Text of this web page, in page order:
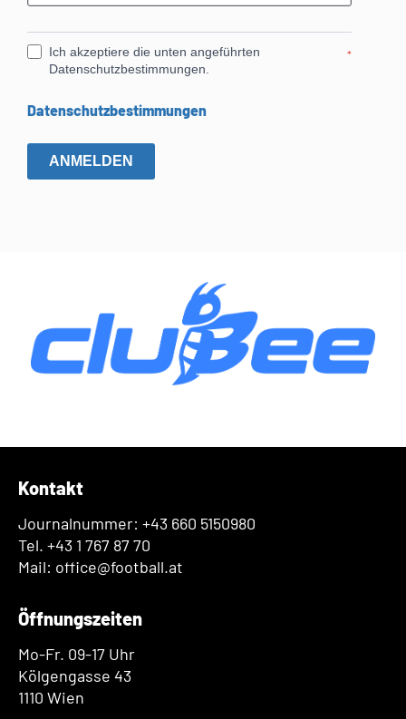
Ich akzeptiere die unten angeführten
Datenschutzbestimmungen.
*
Datenschutzbestimmungen
ANMELDEN
Kontakt
Journalnummer: +43 660 5150980
Tel. +43 1 767 87 70
Mail: office@football.at
Öffnungszeiten
Mo-Fr. 09-17 Uhr
Kölgengasse 43
1110 Wien